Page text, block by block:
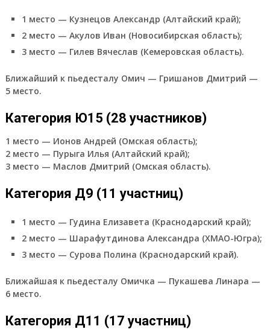
1 место — Кузнецов Александр (Алтайский край);
2 место — Акулов Иван (Новосибирская область);
3 место — Гилев Вячеслав (Кемеровская область).
Ближайший к пьедесталу Омич — Гришанов Дмитрий —
5 место.
Категория Ю15 (28 участников)
1 место — Ионов Андрей (Омская область);
2 место — Пурыга Илья (Алтайский край);
3 место — Маслов Дмитрий (Омская область).
Категория Д9 (11 участниц)
1 место — Гудина Елизавета (Краснодарский край);
2 место — Шарафутдинова Александра (ХМАО-Югра);
3 место — Сурова Полина (Краснодарский край).
Ближайшая к пьедесталу Омичка — Пукашева Линара —
6 место.
Категория Д11 (17 участниц)